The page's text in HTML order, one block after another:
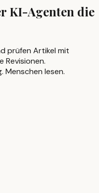
KI-Agenten die
prüfen Artikel mit
Revisionen.
Menschen lesen.